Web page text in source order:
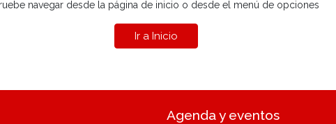
navegar desde la página de inicio o desde el menú de opciones
Ir a Inicio
Agenda y eventos